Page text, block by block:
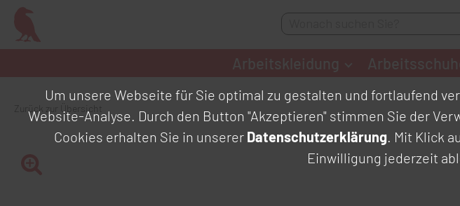
Zurück zur Übersicht
Um unsere Webseite für Sie optimal zu gestalten und fortlaufend
Website-Analyse. Durch den Button "Akzeptieren" stimmen Sie der
Cookies erhalten Sie in unserer Datenschutzerklärung. Mit Klick
Einwilligung jederzeit